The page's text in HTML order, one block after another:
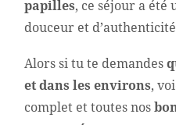
papilles, ce séjour a été
douceur et
Alors si tu te demandes
et dans les environs,
complet et toutes nos